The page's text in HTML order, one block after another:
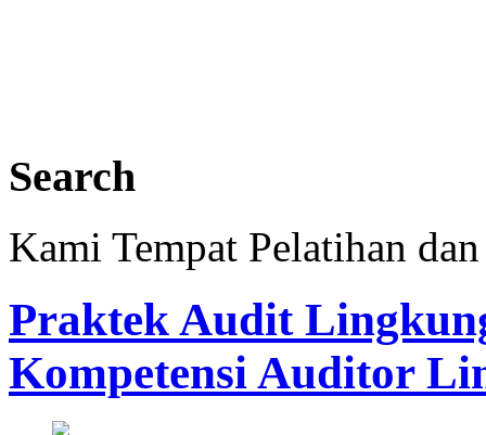
Search
Kami Tempat Pelatihan
Praktek Audit
Kompetensi Auditor